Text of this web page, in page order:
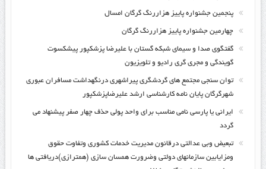
پنجمین جشنواره پاییز هزاررنگ گرگان امسال
چهارمین جشنواره پاییز هزاررنگ گرگان
گفتگوی صدا و سیمای شبکه گستان با علیرضا پزشکپور پیشکسوت
گویندگی و مجری گری رادیو و تلویزیون
توان سنجی مجتمع های گردشگری پیراشهری درنگهداشت مسافران عبوری
شهرگرگان پایان نامه کارشناسی ارشد علیرضاپزشکپور
ایرانی یا پارسی نامی مناسب برای واحد پولی حذف چهار صفر پیشنهاد می
گردد
تبعیض وبی عدالتی درقانون مدیریت خدمات کشوری وتفاوت حقوق
ومزایابین سازمانهای دولتی وضرورت همسان سازی (همترازی)دریافتی ها